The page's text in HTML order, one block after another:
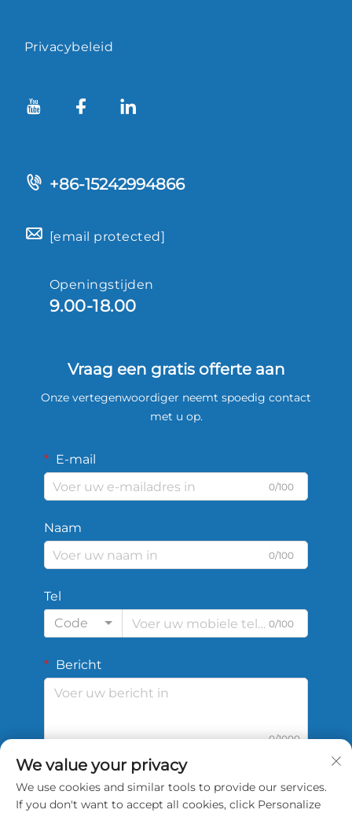
Privacybeleid
+86-15242994866
[email protected]
Openingstijden
9.00-18.00
Vraag een gratis offerte aan
Onze vertegenwoordiger neemt spoedig contact
met u op.
E-mail
0/100
Naam
0/100
Tel
Code
0/100
Bericht
0/1000
Verzenden
We value your privacy
We use cookies and similar tools to provide our services.
If you don't want to accept all cookies, click Personalize